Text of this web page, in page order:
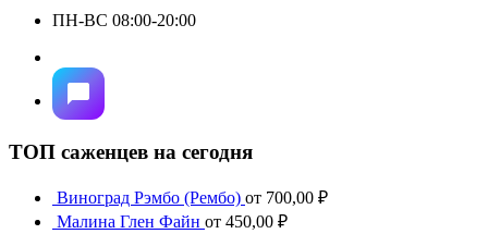
ПН-ВС 08:00-20:00
ТОП саженцев на сегодня
Виноград Рэмбо (Рембо) от 700,00 ₽
Малина Глен Файн от 450,00 ₽